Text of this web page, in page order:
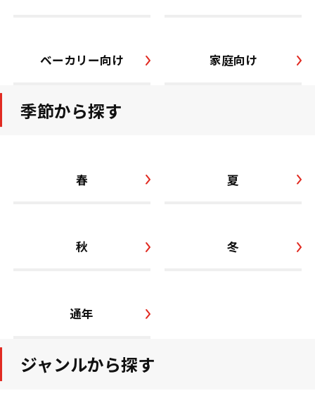
ベーカリー向け 家庭向け
季節から探す
春 夏
秋 冬
通年
ジャンルから探す